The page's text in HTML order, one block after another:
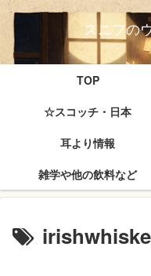
スニフの
TOP
☆スコッチ・日本
耳より情報
雑学や他の飲料など